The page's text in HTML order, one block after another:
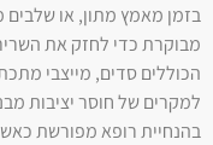
בזמן מאמץ מתון, או
מבוקרת כדי לחזק את
הכוללים סדים, מייצבי
למקרים של חוסר יציבות
בהנחיית רופא מפורשת